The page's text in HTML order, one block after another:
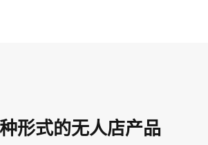
形式的无人店产品